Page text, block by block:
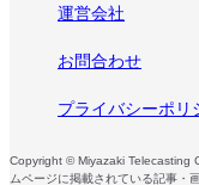
運営会社
お問合わせ
プライバシーポリ
Copyright © Miyazaki Telecasting
ムページに掲載されている記事・